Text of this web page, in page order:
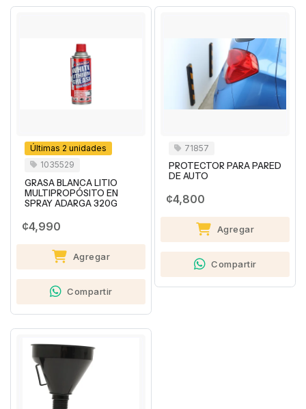
Últimas 2 unidades
1035529
GRASA BLANCA LITIO
MULTIPROPÓSITO EN
SPRAY ADARGA 320G
¢4,990
Agregar
Compartir
71857
PROTECTOR PARA PARED
DE AUTO
¢4,800
Agregar
Compartir